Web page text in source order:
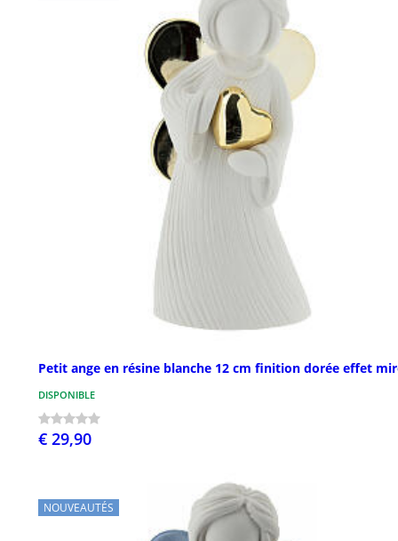
Petit ange en résine blanche 12 cm finition dorée effet
DISPONIBLE
€ 29,90
NOUVEAUTÉS